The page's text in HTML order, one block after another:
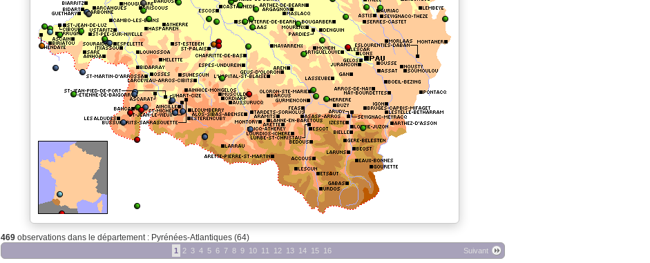
469observations dans le département : Pyrénées-Atlantiques (64)
Suivant
1 2 3 4 5 6 7 8 9 10 11 12 13 14 15 16